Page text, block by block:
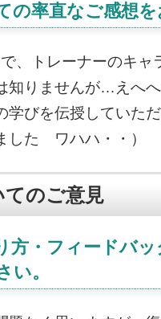
の率直なご感想
、トレーナーのキャ
知りませんが…えへ
学びを伝授していた
した ワハハ・・）
てのご意見
方・フィードバ
い。